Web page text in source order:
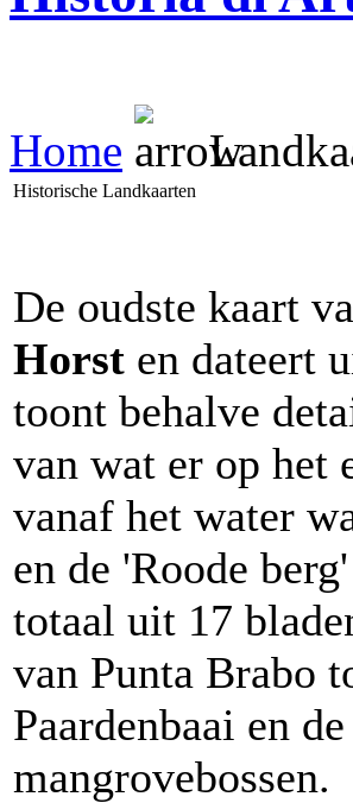
Home
Historische Landkaarten
De oudste kaart
Horst en dateert
toont behalve
van wat er op het
vanaf het water
en de 'Roode
totaal uit 17
van Punta Brabo
Paardenbaai en
mangrovebossen.